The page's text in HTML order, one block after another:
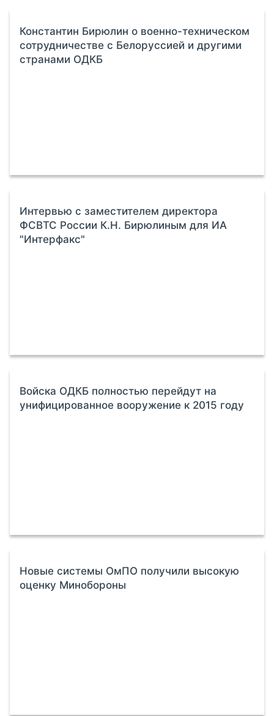
Константин Бирюлин о военно-техническом
сотрудничестве с Белоруссией и другими
странами ОДКБ
Интервью с заместителем директора
ФСВТС России К.Н. Бирюлиным для ИА
"Интерфакс"
Войска ОДКБ полностью перейдут на
унифицированное вооружение к 2015 году
Новые системы ОмПО получили высокую
оценку Минобороны